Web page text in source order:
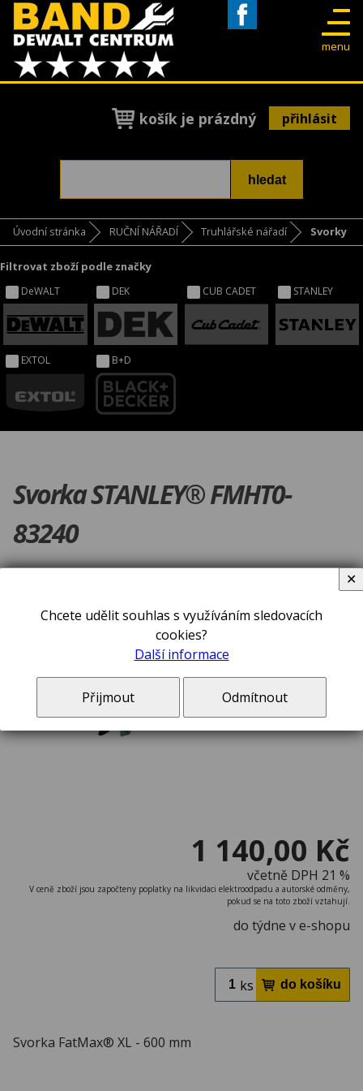
menu
košík je prázdný přihlásit
Úvodní stránka RUČNÍ NÁŘADÍ Truhlářské nářadí Svorky
Filtrovat zboží podle značky
DeWALT DEK CUB CADET STANLEY
EXTOL B+D
Svorka STANLEY® FMHT0-
83240
1 140,00 Kč
včetně DPH 21 %
V ceně zboží jsou započteny poplatky na likvidaci elektroodpadu a autorské odměny,
pokud se na toto zboží vztahují.
do týdne v e-shopu
ks
Svorka FatMax® XL - 600 mm
Chcete udělit souhlas s využíváním sledovacích
cookies?
Další informace
Přijmout Odmítnout
✕